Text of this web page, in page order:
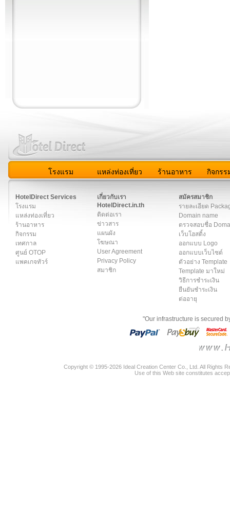
โรงแรม แหล่งท่องเที่ยว ร้านอาหาร กิจกรร
HotelDirect Services
โรงแรม
แหล่งท่องเที่ยว
ร้านอาหาร
กิจกรรม
เทศกาล
ศูนย์ OTOP
แพคเกจทัวร์
เกี่ยวกับเรา
HotelDirect.in.th
ติดต่อเรา
ข่าวสาร
แผนผัง
โฆษณา
User Agreement
Privacy Policy
สมาชิก
สมัครสมาชิก
รายละเอียด
Domain name
ตรวจสอบชื่อ
เว็บโฮสติ้ง
ออกแบบ Logo
ออกแบบเว็บไซต์
ตัวอย่าง Template
Template มาใหม่
วิธีการชำระเงิน
ยืนยันชำระเงิน
ต่ออายุ
"Our infrastructure is secured
Copyright © 1995-2026 Ideal Creation Center Co., Ltd. All Rights
Use of this Web site constitutes